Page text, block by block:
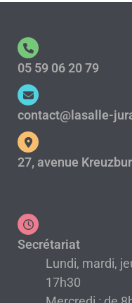
05 59 06 20 79
contact@lasalle-
27, avenue
Secrétariat
Lundi, mardi,
17h30